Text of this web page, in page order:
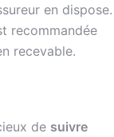
en dispose.
recommandée
recevable.
de suivre